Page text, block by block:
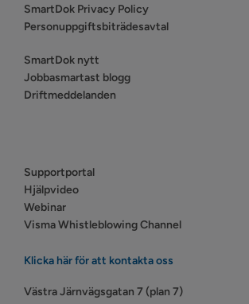
SmartDok Privacy Policy
Personuppgiftsbiträdesavtal
SmartDok nytt
Jobbasmartast blogg
Driftmeddelanden
Supportportal
Hjälpvideo
Webinar
Visma Whistleblowing Channel
Klicka här för att kontakta oss
Västra Järnvägsgatan 7 (plan 7)